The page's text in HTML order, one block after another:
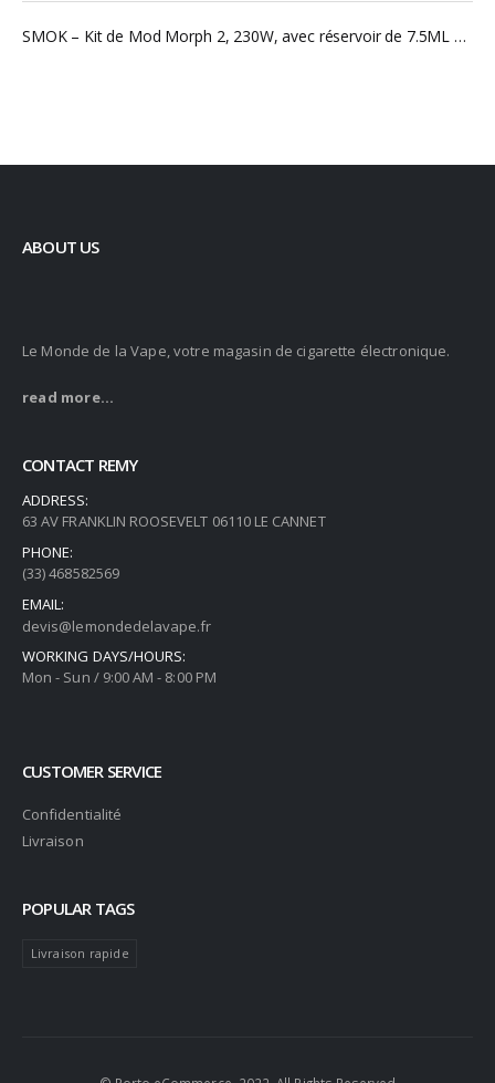
SMOK – Kit de Mod Morph 2, 230W, avec réservoir de 7.5ML TFV18, Support de bobine de maille, vaporisateur RBA e-cigs, pré-commande
ABOUT US
Le Monde de la Vape, votre magasin de cigarette électronique.
read more...
CONTACT REMY
ADDRESS:
63 AV FRANKLIN ROOSEVELT 06110 LE CANNET
PHONE:
(33) 468582569
EMAIL:
devis@lemondedelavape.fr
WORKING DAYS/HOURS:
Mon - Sun / 9:00 AM - 8:00 PM
CUSTOMER SERVICE
Confidentialité
Livraison
POPULAR TAGS
Livraison rapide